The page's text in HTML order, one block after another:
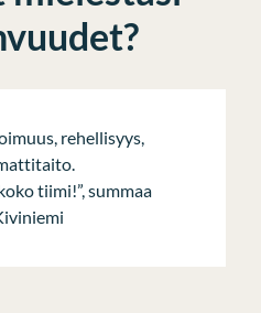
rehellisyys,
tiimi!”, summaa